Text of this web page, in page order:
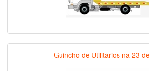
Guincho de Utilitários na 23